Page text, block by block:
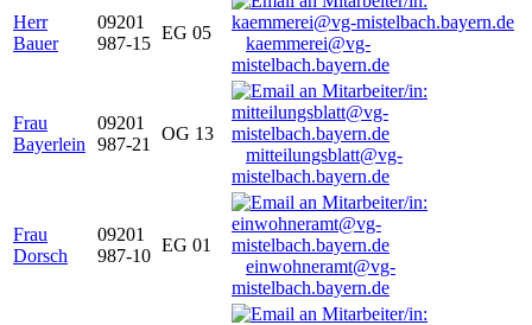
Herr
Bauer
09201
987-15
EG 05
kaemmerei@vg-
mistelbach.bayern.de
Frau
Bayerlein
09201
987-21
OG 13
mitteilungsblatt@vg-
mistelbach.bayern.de
Frau
Dorsch
09201
987-10
EG 01
einwohneramt@vg-
mistelbach.bayern.de